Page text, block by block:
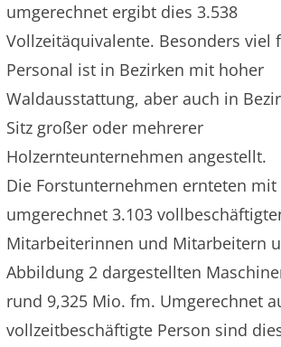
umgerechnet ergibt dies 3.538
Vollzeitäquivalente. Besonders viel
Personal ist in Bezirken mit hoher
Waldausstattung, aber auch in
Sitz großer oder mehrerer
Holzernteunternehmen angestellt.
Die Forstunternehmen ernteten mit
umgerechnet 3.103
Mitarbeiterinnen und Mitarbeitern
Abbildung 2 dargestellten
rund 9,325 Mio. fm. Umgerechnet
vollzeitbeschäftigte Person sind